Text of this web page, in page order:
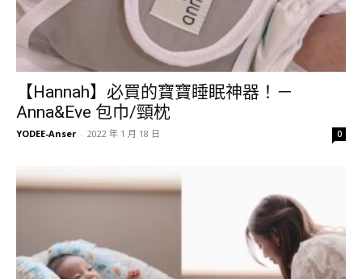
【Hannah】必買的寶寶睡眠神器！－
Anna&Eve 包巾/頸枕
YODEE-Anser - 2022 年 1 月 18 日 0